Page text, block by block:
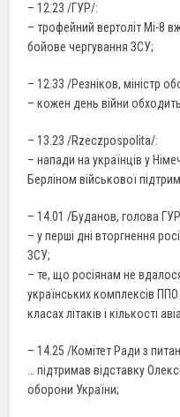
– 12.23 /ГУР/:
– трофейний вертоліт Мі-8
бойове чергування ЗСУ;
– 12.33 /Резніков, міністр
– кожен день війни
– 13.23 /Rzeczpospolita/:
– напади на українців у
Берліном військової
– 14.01 /Буданов, голова
– у перші дні вторгнення
ЗСУ;
– те, що росіянам не
українських комплексів
класах літаків і кількості
– 14.25 /Комітет Ради з
… підтримав відставку
оборони України;